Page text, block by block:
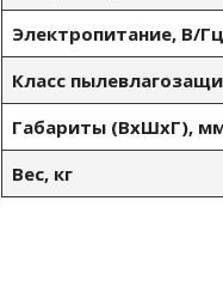
Электропитание, В/Гц
Класс
Габариты (ВхШхГ),
Вес, кг